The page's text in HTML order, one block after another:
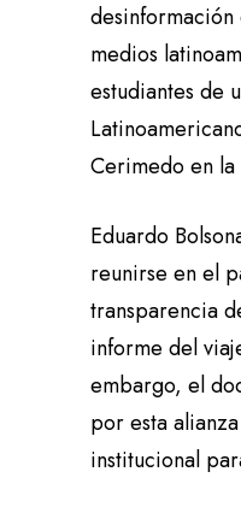
medios
estudiantes de
Cerimedo en la
Eduardo
reunirse en el
transparencia
informe del
embargo, el
por esta
institucional